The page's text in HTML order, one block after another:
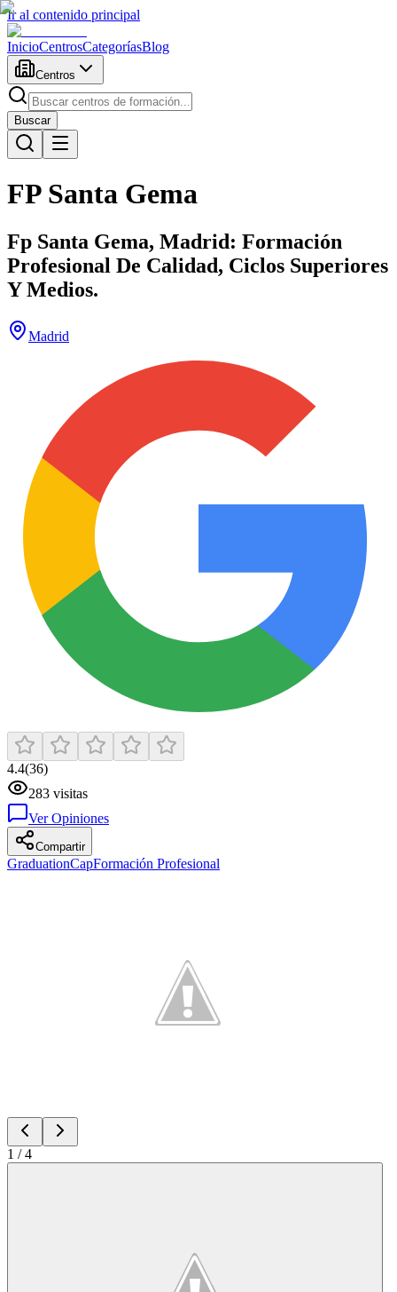
Ir al contenido principal
InicioCentrosCategoríasBlog
Centros
Buscar
FP Santa Gema
Fp Santa Gema, Madrid: Formación
Profesional De Calidad, Ciclos Superiores
Y Medios.
Madrid
4.4(36)
283 visitas
Ver Opiniones
Compartir
GraduationCapFormación Profesional
1 /4